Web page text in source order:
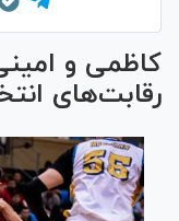
کاظمی و
رقابت‌های